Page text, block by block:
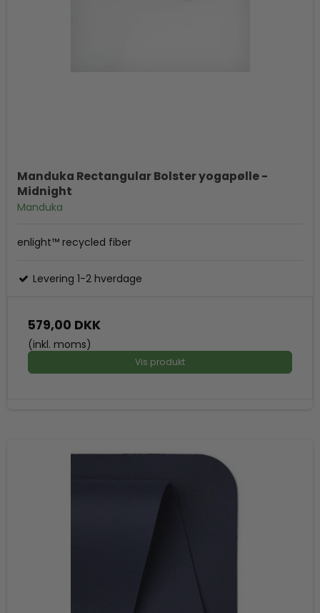
Manduka Rectangular Bolster yogapølle -
Midnight
Manduka
enlight™ recycled fiber
Levering 1-2 hverdage
579,00 DKK
(inkl. moms)
Vis produkt